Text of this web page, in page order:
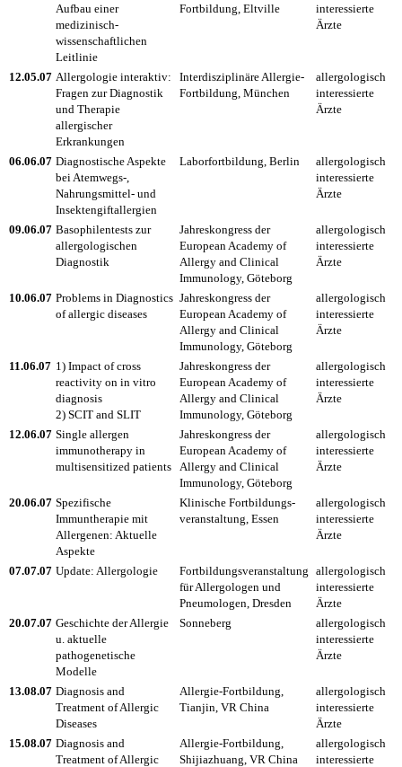
Aufbau einer
medizinisch-
wissenschaftlichen
Leitlinie
Fortbildung, Eltville
interessierte
Ärzte
12.05.07 Allergologie interaktiv:
Fragen zur Diagnostik
und Therapie
allergischer
Erkrankungen
Interdisziplinäre Allergie-
Fortbildung, München
allergologisch
interessierte
Ärzte
06.06.07 Diagnostische Aspekte
bei Atemwegs-,
Nahrungsmittel- und
Insektengiftallergien
Laborfortbildung, Berlin
allergologisch
interessierte
Ärzte
09.06.07 Basophilentests zur
allergologischen
Diagnostik
Jahreskongress der
European Academy of
Allergy and Clinical
Immunology, Göteborg
allergologisch
interessierte
Ärzte
10.06.07 Problems in Diagnostics
of allergic diseases
Jahreskongress der
European Academy of
Allergy and Clinical
Immunology, Göteborg
allergologisch
interessierte
Ärzte
11.06.07 1) Impact of cross
reactivity on in vitro
diagnosis
2) SCIT and SLIT
Jahreskongress der
European Academy of
Allergy and Clinical
Immunology, Göteborg
allergologisch
interessierte
Ärzte
12.06.07 Single allergen
immunotherapy in
multisensitized patients
Jahreskongress der
European Academy of
Allergy and Clinical
Immunology, Göteborg
allergologisch
interessierte
Ärzte
20.06.07 Spezifische
Immuntherapie mit
Allergenen: Aktuelle
Aspekte
Klinische Fortbildungs-
veranstaltung, Essen
allergologisch
interessierte
Ärzte
07.07.07 Update: Allergologie
Fortbildungsveranstaltung
für Allergologen und
Pneumologen, Dresden
allergologisch
interessierte
Ärzte
20.07.07 Geschichte der Allergie
u. aktuelle
pathogenetische
Modelle
Sonneberg
allergologisch
interessierte
Ärzte
13.08.07 Diagnosis and
Treatment of Allergic
Diseases
Allergie-Fortbildung,
Tianjin, VR China
allergologisch
interessierte
Ärzte
15.08.07 Diagnosis and
Treatment of Allergic
Allergie-Fortbildung,
Shijiazhuang, VR China
allergologisch
interessierte